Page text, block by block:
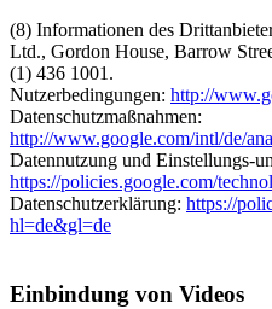
(8) Informationen des
Ltd., Gordon House, Barrow
(1) 436 1001.
Nutzerbedingungen: http://
Datenschutzmaßnahmen:
http://www.google.com/intl/de/
Datennutzung und Einstellungs-
https://policies.google.com/
Datenschutzerklärung: https://
hl=de&gl=de
Einbindung von Videos